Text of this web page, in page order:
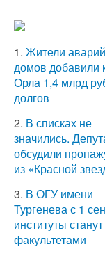
1. Жители
домов добавили
Орла 1,4 млрд
долгов
2. В списках не
значились.
обсудили
из «Красной
3. В ОГУ имени
Тургенева с 1
институты станут
факультетами